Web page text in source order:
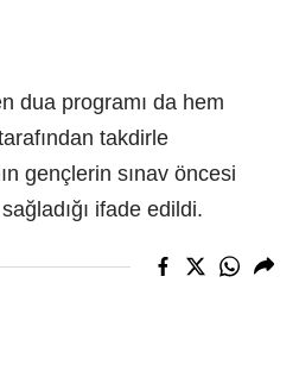
dua programı da hem
takdirle
gençlerin sınav öncesi
ifade edildi.